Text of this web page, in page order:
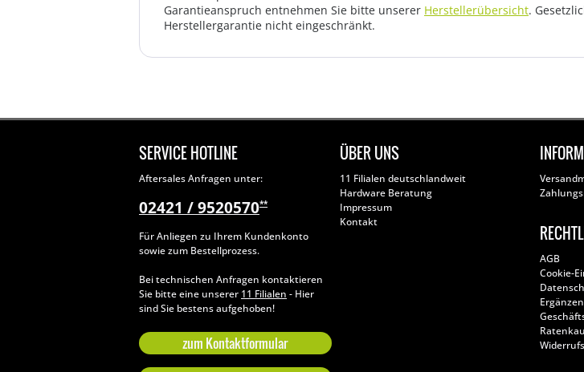
Garantieanspruch entnehmen Sie bitte unserer Herstellerübersicht.
Herstellergarantie nicht eingeschränkt.
SERVICE HOTLINE
Aftersales Anfragen unter:
02421 / 9520570**
Für Anliegen zu Ihrem Kundenkonto
sowie zum Bestellprozess.
Bei technischen Anfragen kontaktieren
Sie bitte eine unserer 11 Filialen - Hier
sind Sie bestens aufgehoben!
zum Kontaktformular
ÜBER UNS
11 Filialen deutschlandweit
Hardware Beratung
Impressum
Kontakt
AGB
Cookie-